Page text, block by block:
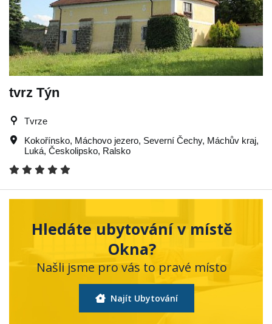
tvrz Týn
Tvrze
Kokořínsko, Máchovo jezero, Severní Čechy, Máchův kraj,
Luká, Českolipsko, Ralsko
Hledáte ubytování v místě
Okna?
Našli jsme pro vás to pravé místo
Najít Ubytování